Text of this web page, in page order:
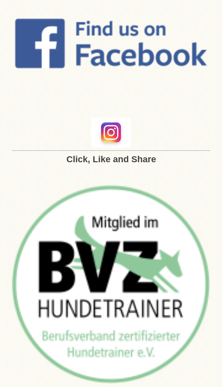
Click, Like and Share